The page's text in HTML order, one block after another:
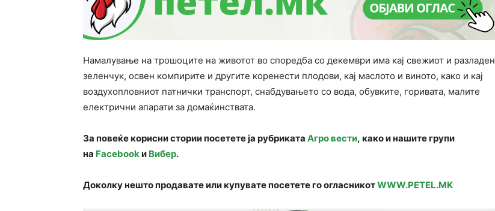
Намалување на трошоците на животот во споредба со декември има кај свежиот и разладен
зеленчук, освен компирите и другите коренести плодови, кај маслото и виното, како и кај
воздухопловниот патнички транспорт, снабдувањето со вода, обувките, горивата, малите
електрични апарати за домаќинствата.
За повеќе корисни стории посетете ја рубриката Агро вести, како и нашите групи
на Facebookи Вибер.
Доколку нешто продавате или купувате посетете го огласникотWWW.PETEL.MK